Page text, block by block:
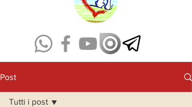
Post
Tutti i post